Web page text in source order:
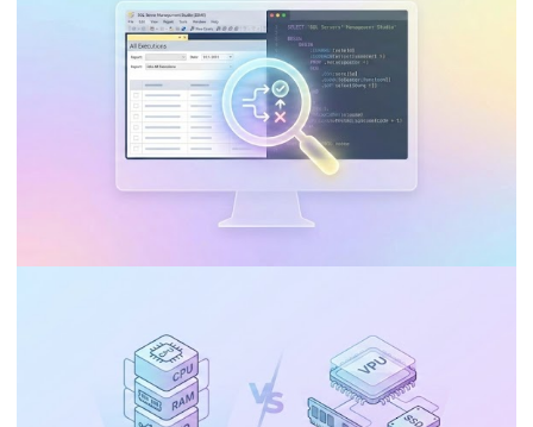
Posso utilizar o Visual Studio Community
na minha empresa para desenvolver
Integration Services, Analysis Services e
Reporting Services?
10 de janeiro de 2026 9 min de leitura
SQL Server - Como consultar o histórico
de execução de jobs do SQL Server
Integration Services Catalog (SSISDB)
03 de janeiro de 2026 6 min de leitura